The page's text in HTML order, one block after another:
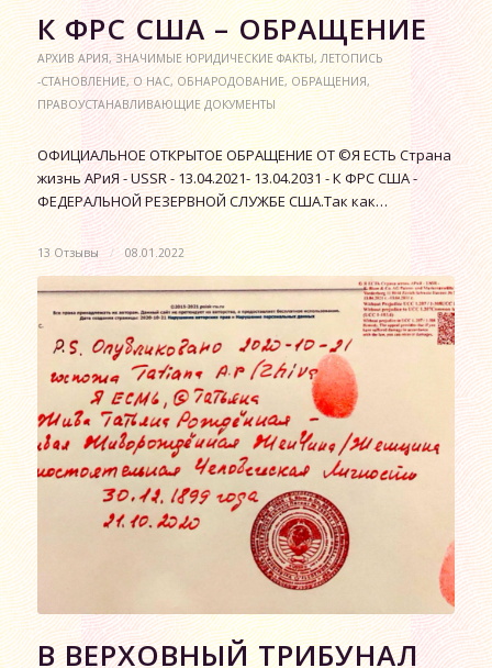
К ФРС США – ОБРАЩЕНИЕ
АРХИВ АРИЯ,ЗНАЧИМЫЕ ЮРИДИЧЕСКИЕ ФАКТЫ,ЛЕТОПИСЬ
-СТАНОВЛЕНИЕ,О НАС,ОБНАРОДОВАНИЕ,ОБРАЩЕНИЯ,
ПРАВОУСТАНАВЛИВАЮЩИЕ ДОКУМЕНТЫ
ОФИЦИАЛЬНОЕ ОТКРЫТОЕ ОБРАЩЕНИЕ ОТ ©Я ЕСТЬ Страна
жизнь АРиЯ - USSR - 13.04.2021- 13.04.2031 - К ФРС США -
ФЕДЕРАЛЬНОЙ РЕЗЕРВНОЙ СЛУЖБЕ США.Так как…
13 Отзывы / 08.01.2022
В ВЕРХОВНЫЙ ТРИБУНАЛ